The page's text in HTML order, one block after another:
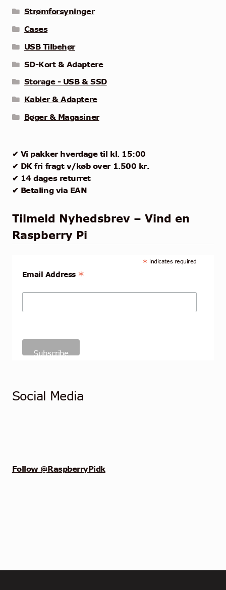
Strømforsyninger
Cases
USB Tilbehør
SD-Kort & Adaptere
Storage - USB & SSD
Kabler & Adaptere
Bøger & Magasiner
✔ Vi pakker hverdage til kl. 15:00
✔ DK fri fragt v/køb over 1.500 kr.
✔ 14 dages returret
✔ Betaling via EAN
Tilmeld Nyhedsbrev – Vind en
Raspberry Pi
* indicates required
Email Address *
Social Media
Follow @RaspberryPidk